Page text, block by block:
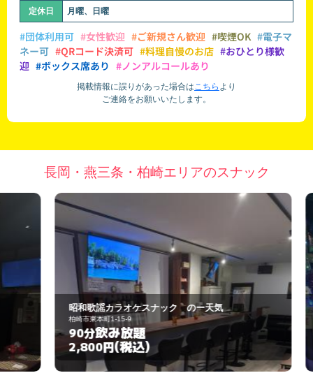
定休日 月曜、日曜
#団体利用可 #女性歓迎 #ご新規さん歓迎 #喫煙OK #電子マ
ネー可 #QRコード決済可 #料理自慢のお店 #おひとり様歓
迎 #ボックス席あり #ノンアルコールあり
掲載情報に誤りがあった場合はこちら より
ご連絡をお願いいたします。
長岡・燕三条・柏崎エリアのスナック
昭和歌謡カラオケスナック のー天気
柏崎市東本町1-15-9
90分飲み放題
2,800円(税込)